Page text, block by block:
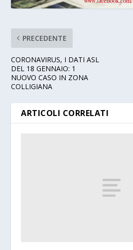
PRECEDENTE
CORONAVIRUS, I DATI ASL
DEL 18 GENNAIO: 1
NUOVO CASO IN ZONA
COLLIGIANA
ARTICOLI CORRELATI